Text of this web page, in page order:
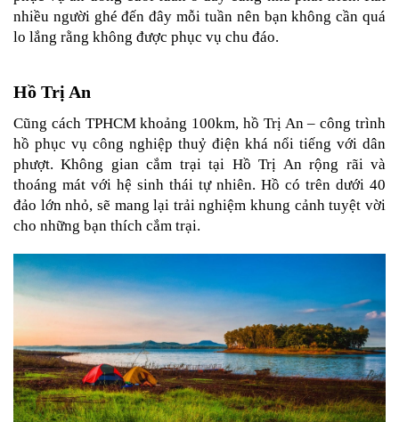
TÚI
ĐEO
GIVI
MOTO
ÁO
GIÁP
MOTO
TAI
NGHE
GẮN
BẢO
HIỂM
VÁ
XE
STOP
AND
GO
nhiều người ghé đến đây mỗi tuần nên bạn không cần quá
lo lắng rằng không được phục vụ chu đáo.
Hồ Trị An
Cũng cách TPHCM khoảng 100km, hồ Trị An – công trình
hồ phục vụ công nghiệp thuỷ điện khá nổi tiếng với dân
phượt. Không gian cắm trại tại Hồ Trị An rộng rãi và
thoáng mát với hệ sinh thái tự nhiên. Hồ có trên dưới 40
đảo lớn nhỏ, sẽ mang lại trải nghiệm khung cảnh tuyệt vời